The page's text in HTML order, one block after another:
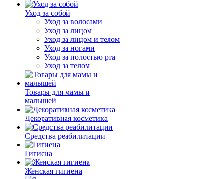
Уход за собой
Уход за волосами
Уход за лицом
Уход за лицом и телом
Уход за ногами
Уход за полостью рта
Уход за телом
Товары для мамы и
малышей
Декоративная косметика
Средства реабилитации
Гигиена
Женская гигиена